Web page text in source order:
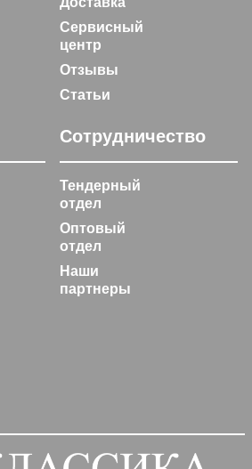
Сервисный
центр
Отзывы
Статьи
Сотрудничество
Тендерный
отдел
Оптовый
отдел
Наши
партнеры